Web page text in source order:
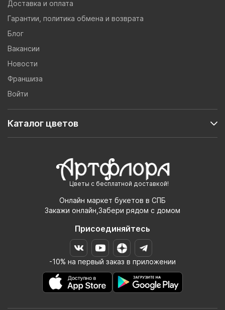
Цветы с бесплатной доставкой!
Онлайн маркет букетов в СПБ
Закажи онлайн,Забери рядом с домом
Присоединяйтесь
-10% на первый заказ в приложении
Доставка и оплата
Гарантии, политика обмена и возврата
Блог
Вакансии
Новости
Франшиза
Войти
Каталог цветов